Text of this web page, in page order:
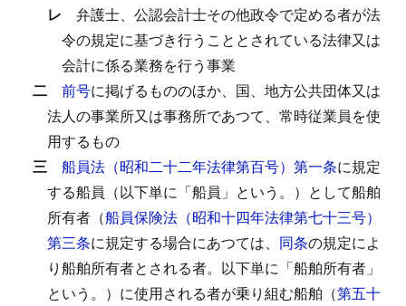
レ
弁護士、公認会計士その他政令で定める者が法
令の規定に基づき行うこととされている法律又は
会計に係る業務を行う事業
二
前号に掲げるもののほか、国、地方公共団体又は
法人の事業所又は事務所であつて、常時従業員を使
用するもの
三
船員法（昭和二十二年法律第百号）第一条に規定
する船員（以下単に「船員」という。）として船舶
所有者（船員保険法（昭和十四年法律第七十三号）
第三条に規定する場合にあつては、 同条の規定によ
り船舶所有者とされる者。以下単に「船舶所有者」
という。）に使用される者が乗り組む船舶（第五十